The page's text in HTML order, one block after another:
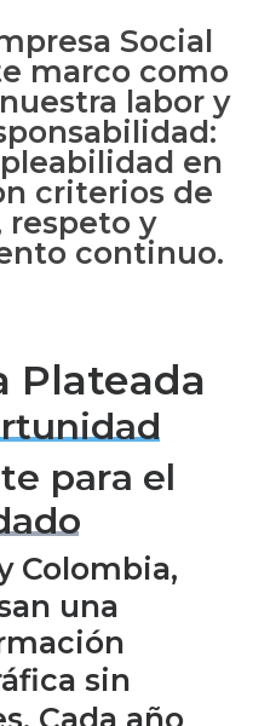
Social
marco como
labor y
en
criterios de
respeto y
continuo.
Plateada
rtunidad
te para el
ado
Colombia,
una
sin
Cada año